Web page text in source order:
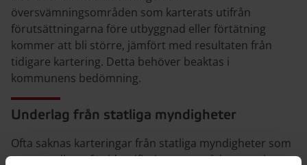
översvämningsområden som karterats utifrån
förutsättningarna före utbyggnad eller förtätning
kommer att bli större, jämfört med resultaten från
tidigare kartering. Detta behöver beaktas i
kommunens bedömning.
Underlag från statliga myndigheter
Ofta saknas karteringar från statliga myndigheter som
är användbara för identifiering av områden som kan